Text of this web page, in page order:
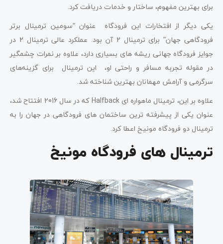
برای بهترین مفهوم، ساختار و خدمات دریافت کرد.
یکی دیگر از افتخارات این فرودگاه عنوان “سومین ترمینال برتر
فرودگاهی جهان” برای ترمینال 2 آن بود. عملکرد عالی ترمینال 2 در
جوایز فرودگاه جهانی ریشه های بسیاری دارد، علاوه بر نمرات چشمگیر
در مقوله تجربه مسافر و راحتی او، این ترمینال برای گزینه‌های
سرگرمی و آرامش مهمانان بهترین شناخته شد.
علاوه بر این، ترمینال ماهواره ای Halfback که در سال 2016 افتتاح شد،
عنوان یکی از پیشرفته ترین ساختمان های فرودگاهی در جهان را به
ترمینال دو فرودگاه مونیخ اعطا کرد.
ترمینال های فرودگاه مونیخ